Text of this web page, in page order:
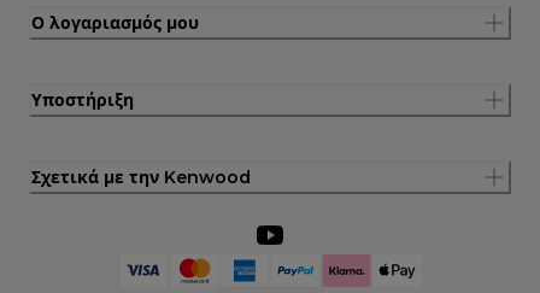
Ο λογαριασμός μου
Υποστήριξη
Σχετικά με την Kenwood